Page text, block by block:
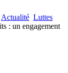
Actualité Luttes
: un engagement